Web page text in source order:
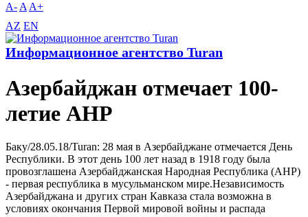
A- A A+
AZ EN
Информационное агентство Turan
Азербайджан отмечает 100-
летие АНР
Баку/28.05.18/Turan: 28 мая в Азербайджане отмечается День
Республики. B этот день 100 лет назад в 1918 году была
провозглашена Азербайджанская Народная Республика (АНР)
- первая республика в мусульманском мире.Независимость
Азербайджана и других стран Кавказа стала возможна в
условиях окончания Первой мировой войны и распада